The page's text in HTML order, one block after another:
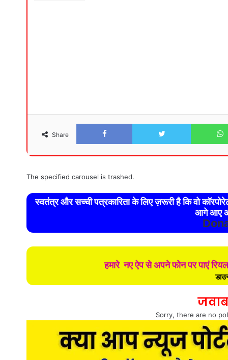
Share
Facebook Twitter
The specified carousel is trashed.
स्वतंत्र और सच्ची पत्रकारिता के लिए ज़रूरी है कि वो
आगे आए
हमारे नए ऐप से अपने फोन पर पाएं
Sorry, there are no